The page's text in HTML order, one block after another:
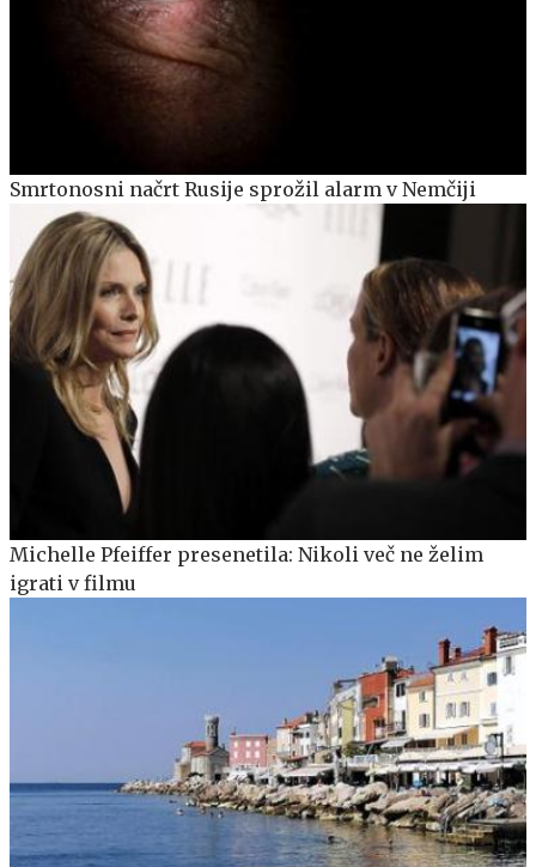
Smrtonosni načrt Rusije sprožil alarm v Nemčiji
Michelle Pfeiffer presenetila: Nikoli več ne želim
igrati v filmu